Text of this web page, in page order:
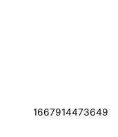
1667914473649